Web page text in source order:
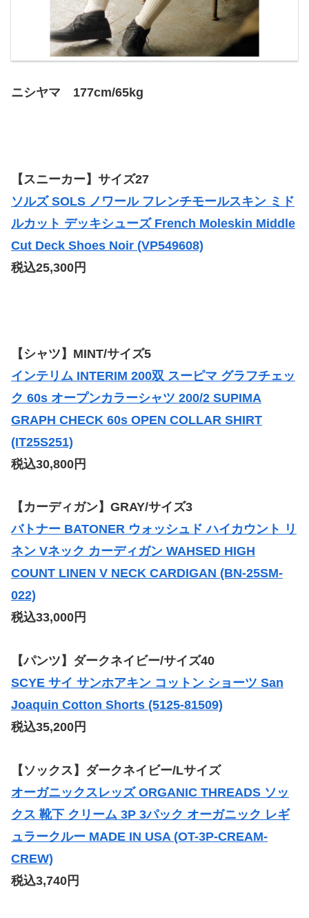
ニシヤマ 177cm/65kg
【スニーカー】サイズ27
ソルズ SOLS ノワール フレンチモールスキン ミド
ルカット デッキシューズ French Moleskin Middle
Cut Deck Shoes Noir (VP549608)
税込25,300円
【シャツ】MINT/サイズ5
インテリム INTERIM 200双 スーピマ グラフチェッ
ク 60s オープンカラーシャツ 200/2 SUPIMA
GRAPH CHECK 60s OPEN COLLAR SHIRT
(IT25S251)
税込30,800円
【カーディガン】GRAY/サイズ3
バトナー BATONER ウォッシュド ハイカウント リ
ネン Vネック カーディガン WAHSED HIGH
COUNT LINEN V NECK CARDIGAN (BN-25SM-
022)
税込33,000円
【パンツ】ダークネイビー/サイズ40
SCYE サイ サンホアキン コットン ショーツ San
Joaquin Cotton Shorts (5125-81509)
税込35,200円
【ソックス】ダークネイビー/Lサイズ
オーガニックスレッズ ORGANIC THREADS ソッ
クス 靴下 クリーム 3P 3パック オーガニック レギ
ュラークルー MADE IN USA (OT-3P-CREAM-
CREW)
税込3,740円